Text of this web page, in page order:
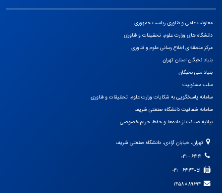
معاونت علمی و فناوری ریاست جمهوری
دانشگاه های وزارت علوم، تحقیقات و فناوری
مرکز منطقه‌ای اطلاع رسانی علوم و فناوری
بنیاد نخبگان استان تهران
بنیاد ملی نخبگان
سلب مسئولیت
سامانه پاسخگویی به شکایات وزارت علوم، تحقیقات و فناوری
سامانه شفافیت دانشگاه صنعتی شریف
بیانیه صیانت از داده‌ها و حفظ حریم خصوصی
تهران، خیابان آزادی، دانشگاه صنعتی شریف